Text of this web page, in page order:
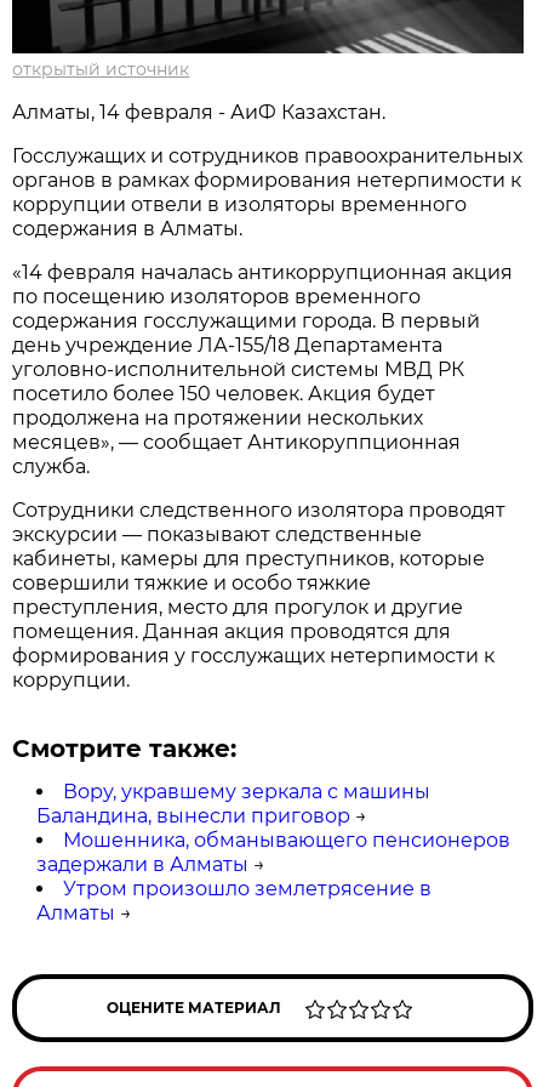
открытый источник
Алматы, 14 февраля - АиФ Казахстан.
Госслужащих и сотрудников правоохранительных
органов в рамках формирования нетерпимости к
коррупции отвели в изоляторы временного
содержания в Алматы.
«14 февраля началась антикоррупционная акция
по посещению изоляторов временного
содержания госслужащими города. В первый
день учреждение ЛА-155/18 Департамента
уголовно-исполнительной системы МВД РК
посетило более 150 человек. Акция будет
продолжена на протяжении нескольких
месяцев», — сообщает Антикоруппционная
служба.
Сотрудники следственного изолятора проводят
экскурсии — показывают следственные
кабинеты, камеры для преступников, которые
совершили тяжкие и особо тяжкие
преступления, место для прогулок и другие
помещения. Данная акция проводятся для
формирования у госслужащих нетерпимости к
коррупции.
Смотрите также:
Вору, укравшему зеркала с машины
Баландина, вынесли приговор →
Мошенника, обманывающего пенсионеров
задержали в Алматы →
Утром произошло землетрясение в
Алматы →
ОЦЕНИТЕ МАТЕРИАЛ